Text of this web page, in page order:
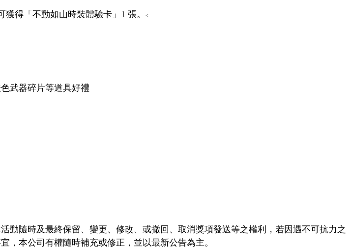
得「不動如山時裝體驗卡」1 張。 <
武器碎片等道具好禮
隨時及最終保留、變更、修改、或撤回、取消獎項發送等之權利，若因遇不可抗力之
，本公司有權隨時補充或修正，並以最新公告為主。